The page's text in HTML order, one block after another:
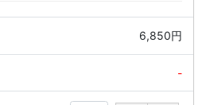
6,850円
-